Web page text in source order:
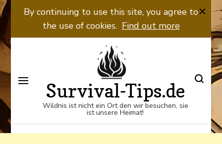
Wildnis ist nicht ein Ort den wir
besuchen, sie ist unsere Heimat!
By continuing to use this site, you agree to
the use of cookies. Find out more
Survival-Tips.de
Wildnis ist nicht ein Ort den wir besuchen, sie
ist unsere Heimat!